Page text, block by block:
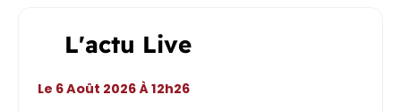
L'actu Live
Le 6 Août 2026 À 12h26